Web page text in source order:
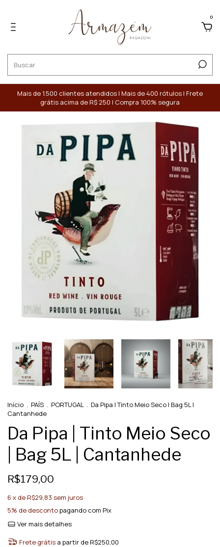
0
Mais de 1.500 clientes atendidos | Mais de 400 rótulos | Frete
grátis acima de R$ 250 | Compra 100% segura
Início . PAÍS . PORTUGAL . Da Pipa | Tinto Meio Seco | Bag 5L |
Cantanhede
Da Pipa | Tinto Meio Seco
| Bag 5L | Cantanhede
R$179,00
6 x deR$29,83 sem juros
5% de descontopagando com Pix
Ver mais detalhes
Frete grátis a partir deR$250,00